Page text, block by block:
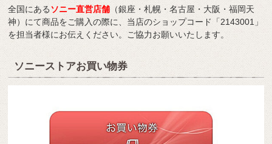
全国にあるソニー直営店舗 （銀座・札幌・名古屋・大阪・福岡天
神）にて商品をご購入の際に、当店のショップコード「2143001」
を担当者様にお伝えください。ご協力お願いいたします。
ソニーストアお買い物券